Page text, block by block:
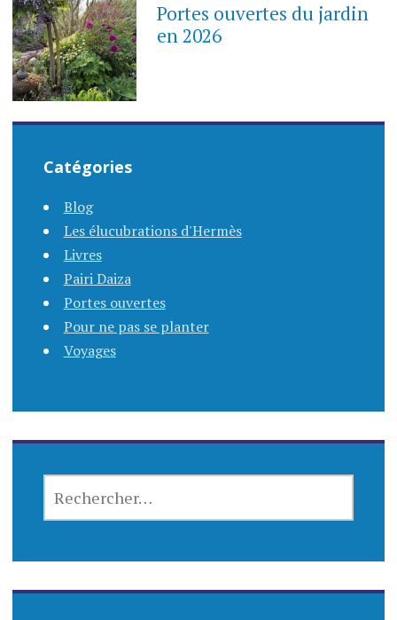
Portes ouvertes du jardin
en 2026
Catégories
Blog
Les élucubrations d'Hermès
Livres
Pairi Daiza
Portes ouvertes
Pour ne pas se planter
Voyages